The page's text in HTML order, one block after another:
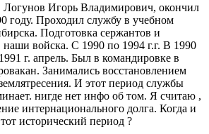
Игорь Владимирович, окончил
Проходил службу в учебном
Подготовка сержантов и
войска. С 1990 по 1994 г.г. В 1990
г. апрель. Был в командировке в
Занимались восстановлением
И этот период службы
нигде нет инфо об том. Я считаю ,
интернационального долга. Когда и
исторический период ?